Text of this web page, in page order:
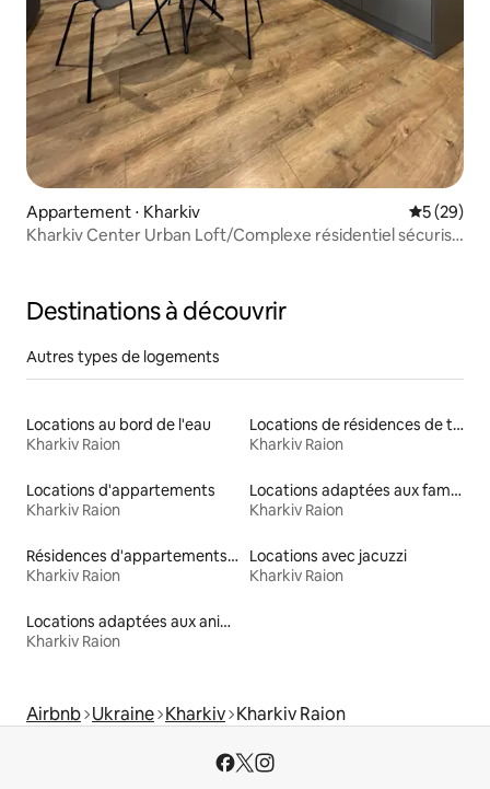
Appartement ⋅ Kharkiv
5 (29)
Kharkiv Center Urban Loft/Complexe résidentiel sécurisé
Destinations à découvrir
Autres types de logements
Locations au bord de l'eau
Kharkiv Raion
Locations de résidences de tourisme
Kharkiv Raion
Locations d'appartements
Kharkiv Raion
Locations adaptées aux familles
Kharkiv Raion
Résidences d'appartements en location
Kharkiv Raion
Locations avec jacuzzi
Kharkiv Raion
Locations adaptées aux animaux
Kharkiv Raion
Airbnb Ukraine Kharkiv Kharkiv Raion